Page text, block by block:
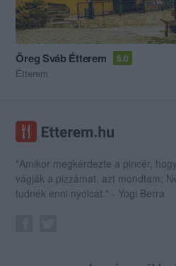
Öreg Sváb Étterem 5.0
Étterem
"Amikor megkérdezte a pincér,
vágják a pizzámat, azt mondtam;
tudnék enni nyolcat." - Yogi Berra